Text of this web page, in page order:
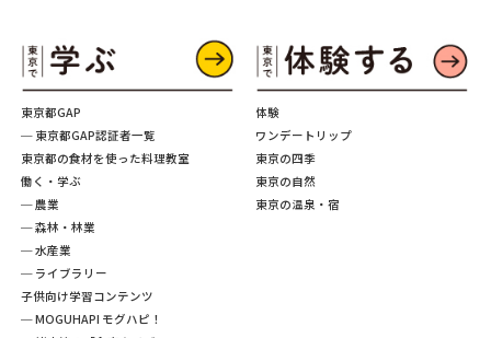
東京都GAP
─ 東京都GAP認証者一覧
東京都の食材を使った料理教室
働く・学ぶ
─ 農業
─ 森林・林業
─ 水産業
─ ライブラリー
子供向け学習コンテンツ
─ MOGUHAPI モグハピ！
体験
ワンデートリップ
東京の四季
東京の自然
東京の温泉・宿